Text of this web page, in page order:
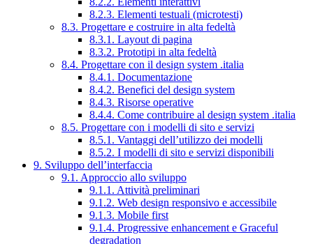
8.2.3. Elementi testuali (microtesti)
8.3. Progettare e costruire in alta fedeltà
8.3.1. Layout di pagina
8.3.2. Prototipi in alta fedeltà
8.4. Progettare con il design system .italia
8.4.1. Documentazione
8.4.2. Benefici del design system
8.4.3. Risorse operative
8.4.4. Come contribuire al design system .italia
8.5. Progettare con i modelli di sito e servizi
8.5.1. Vantaggi dell’utilizzo dei modelli
8.5.2. I modelli di sito e servizi disponibili
9. Sviluppo dell’interfaccia
9.1. Approccio allo sviluppo
9.1.1. Attività preliminari
9.1.2. Web design responsivo e accessibile
9.1.3. Mobile first
9.1.4. Progressive enhancement e Graceful
degradation